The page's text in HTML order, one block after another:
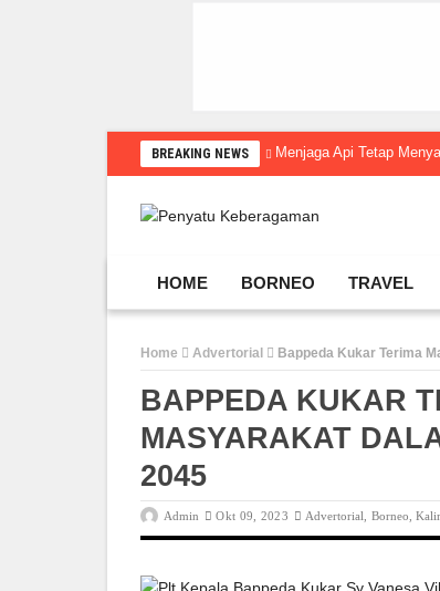
BREAKING NEWS Menjaga Api Tetap
HOME BORNEO TRAVEL
Home Advertorial Bappeda Kukar Terima
BAPPEDA KUKAR
MASYARAKAT
2045
Admin Okt 09, 2023 Advertorial Borneo ,